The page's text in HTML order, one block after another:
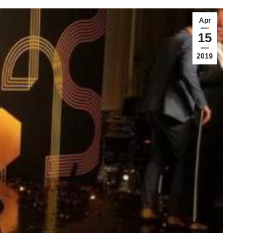
Apr
15
2019